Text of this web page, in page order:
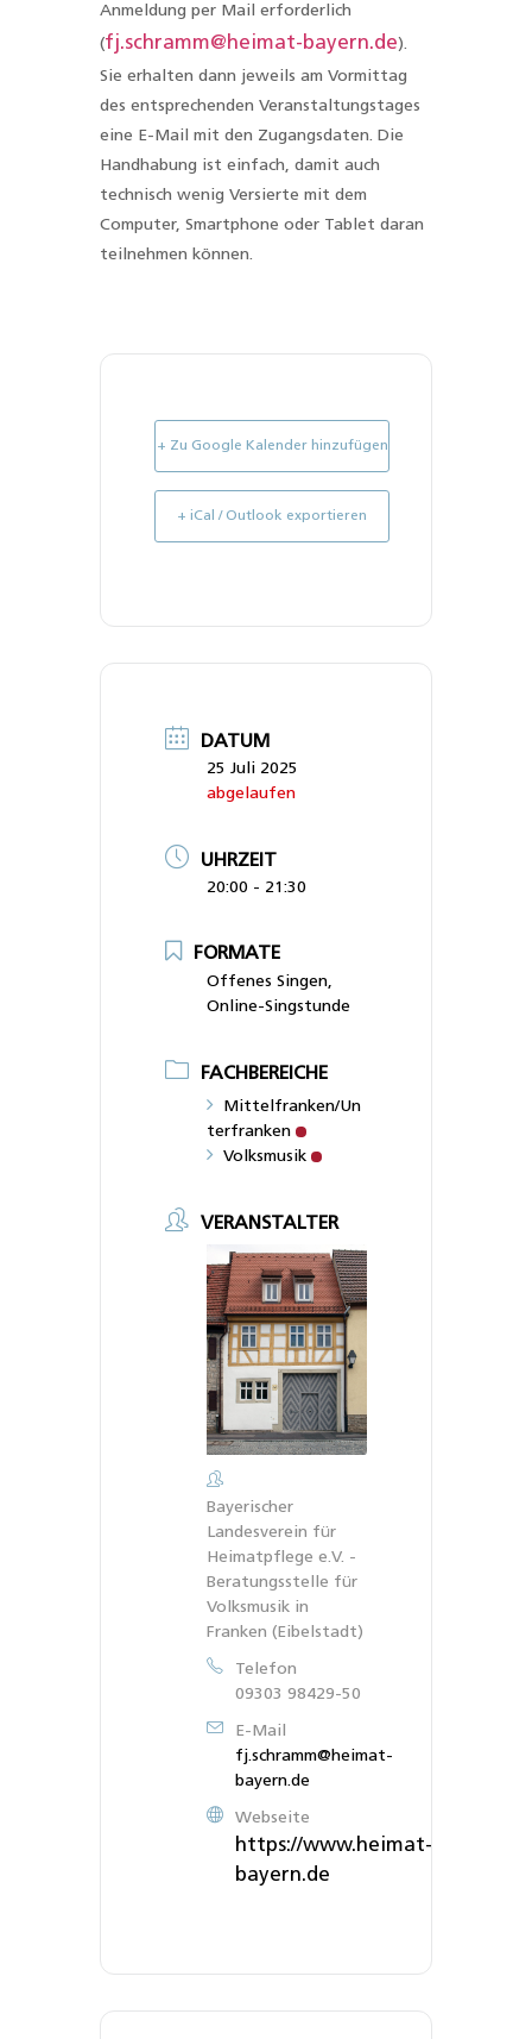
Anmeldung per Mail erforderlich
(fj.schramm@heimat-bayern.de).
Sie erhalten dann jeweils am Vormittag
des entsprechenden Veranstaltungstages
eine E-Mail mit den Zugangsdaten. Die
Handhabung ist einfach, damit auch
technisch wenig Versierte mit dem
Computer, Smartphone oder Tablet daran
teilnehmen können.
+ Zu Google Kalender hinzufügen
+ iCal / Outlook exportieren
DATUM
25 Juli 2025
abgelaufen
UHRZEIT
20:00 - 21:30
FORMATE
Offenes Singen,
Online-Singstunde
FACHBEREICHE
Mittelfranken/Un
terfranken
Volksmusik
VERANSTALTER
Bayerischer
Landesverein für
Heimatpflege e.V. -
Beratungsstelle für
Volksmusik in
Franken (Eibelstadt)
Telefon
09303 98429-50
E-Mail
fj.schramm@heimat-
bayern.de
Webseite
https://www.heimat-
bayern.de